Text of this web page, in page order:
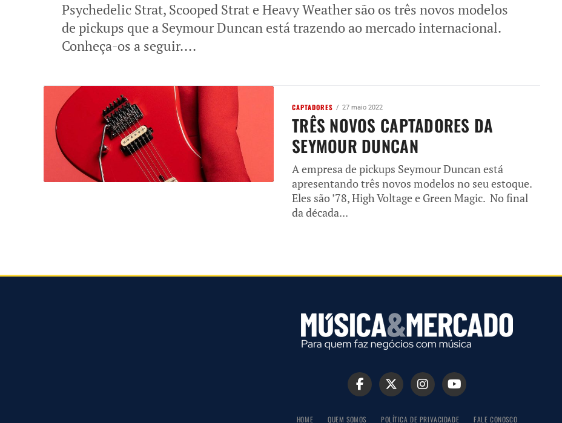
Psychedelic Strat, Scooped Strat e Heavy Weather são os três novos modelos
de pickups que a Seymour Duncan está trazendo ao mercado internacional.
Conheça-os a seguir....
CAPTADORES 27 maio 2022
TRÊS NOVOS CAPTADORES DA
SEYMOUR DUNCAN
A empresa de pickups Seymour Duncan está
apresentando três novos modelos no seu estoque.
Eles são ’78, High Voltage e Green Magic. No final
da década...
HOME QUEM SOMOS POLÍTICA DE PRIVACIDADE FALE CONOSCO